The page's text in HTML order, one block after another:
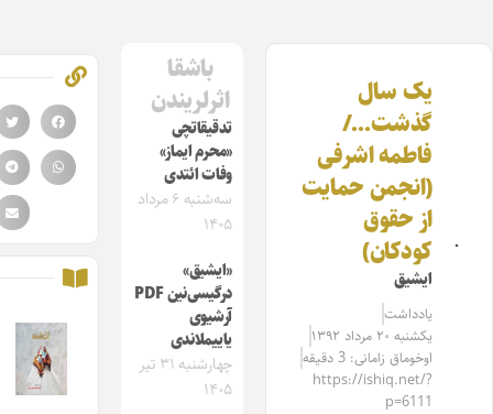
یک سال
گذشت…/
فاطمه اشرفی
(انجمن حمایت
از حقوق
کودکان)
ایشیق
یادداشت
یکشنبه ۲۰ مرداد ۱۳۹۲
اوخوماق زامانی: 3 دقیقه
https://ishiq.net/?
p=6111
باشقا
اثرلریندن
تدقیقاتچی
«محرم ایماز»
وفات ائتدی
سه‌شنبه ۶ مرداد
۱۴۰۵
«ایشیق»
درگیسی‌نین PDF
آرشیوی
یاییملاندی
چهارشنبه ۳۱ تیر
۱۴۰۵